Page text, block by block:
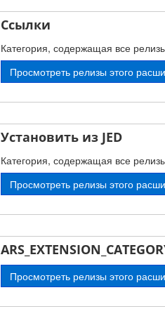
Ссылки
Категория, содержащая все
Просмотреть релизы этого
Установить из JED
Категория, содержащая все
Просмотреть релизы этого
Просмотреть релизы этого